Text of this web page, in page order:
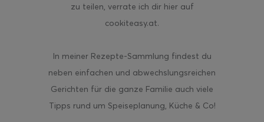
zu teilen, verrate ich dir hier auf
cookiteasy.at.
In meiner Rezepte-Sammlung findest du
neben einfachen und abwechslungsreichen
Gerichten für die ganze Familie auch viele
Tipps rund um Speiseplanung, Küche & Co!